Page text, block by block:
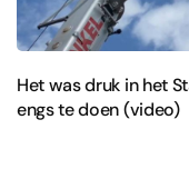
Het was druk in het
engs te doen (video)